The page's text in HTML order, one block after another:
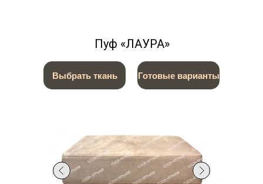
Пуф «ЛАУРА»
Выбрать ткань Готовые варианты